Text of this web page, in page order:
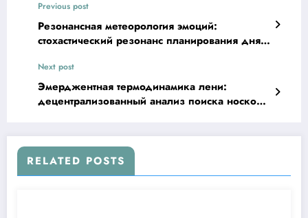
Previous post
Резонансная метеорология эмоций:
стохастический резонанс планирования дня
Next post
Эмерджентная термодинамика лени:
децентрализованный анализ поиска носков
RELATED POSTS